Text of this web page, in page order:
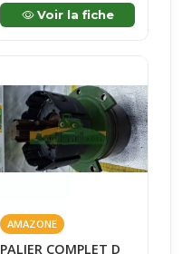
Voir la fiche
AMAZONE
PALIER COMPLET D